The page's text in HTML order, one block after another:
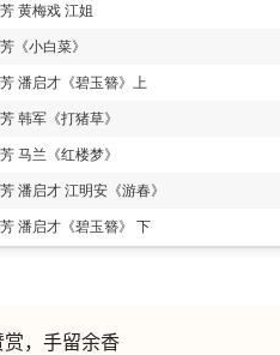
黄梅戏 江姐
《小白菜》
潘启才《碧玉簪》上
韩军《打猪草》
马兰《红楼梦》
潘启才 江明安《游春》
潘启才《碧玉簪》 下
赏，手留余香